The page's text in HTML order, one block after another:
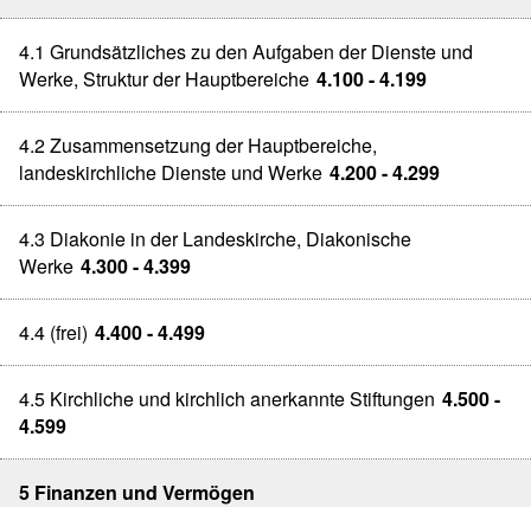
4.1 Grundsätzliches zu den Aufgaben der Dienste und
Werke, Struktur der Hauptbereiche 4.100 - 4.199
4.2 Zusammensetzung der Hauptbereiche,
landeskirchliche Dienste und Werke 4.200 - 4.299
4.3 Diakonie in der Landeskirche, Diakonische
Werke 4.300 - 4.399
4.4 (frei) 4.400 - 4.499
4.5 Kirchliche und kirchlich anerkannte Stiftungen 4.500 -
4.599
5 Finanzen und Vermögen